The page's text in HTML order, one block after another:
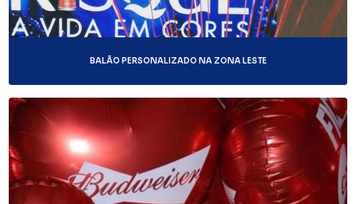
BALÃO PERSONALIZADO NA ZONA LESTE